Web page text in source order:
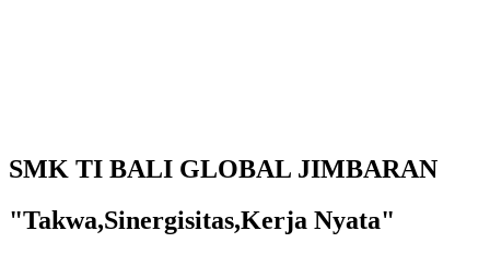
SMK TI BALI GLOBAL JIMBARAN
"Takwa,Sinergisitas,Kerja Nyata"